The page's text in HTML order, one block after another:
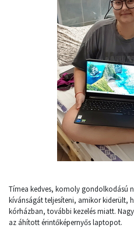
Tímea kedves, komoly gondolkodású
kívánságát teljesíteni, amikor kiderült,
kórházban, további kezelés miatt.
az áhított érintőképernyős laptopot.